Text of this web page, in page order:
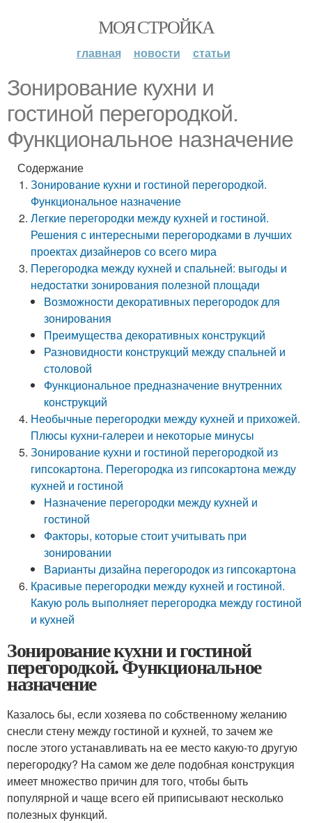
МОЯ СТРОЙКА
главная новости статьи
Зонирование кухни и
гостиной перегородкой.
Функциональное назначение
Содержание
Зонирование кухни и гостиной перегородкой.
Функциональное назначение
Легкие перегородки между кухней и гостиной.
Решения с интересными перегородками в лучших
проектах дизайнеров со всего мира
Перегородка между кухней и спальней: выгоды и
недостатки зонирования полезной площади
Возможности декоративных перегородок для
зонирования
Преимущества декоративных конструкций
Разновидности конструкций между спальней и
столовой
Функциональное предназначение внутренних
конструкций
Необычные перегородки между кухней и прихожей.
Плюсы кухни-галереи и некоторые минусы
Зонирование кухни и гостиной перегородкой из
гипсокартона. Перегородка из гипсокартона между
кухней и гостиной
Назначение перегородки между кухней и
гостиной
Факторы, которые стоит учитывать при
зонировании
Варианты дизайна перегородок из гипсокартона
Красивые перегородки между кухней и гостиной.
Какую роль выполняет перегородка между гостиной
и кухней
Зонирование кухни и гостиной
перегородкой. Функциональное
назначение
Казалось бы, если хозяева по собственному желанию
снесли стену между гостиной и кухней, то зачем же
после этого устанавливать на ее место какую-то другую
перегородку? На самом же деле подобная конструкция
имеет множество причин для того, чтобы быть
популярной и чаще всего ей приписывают несколько
полезных функций.